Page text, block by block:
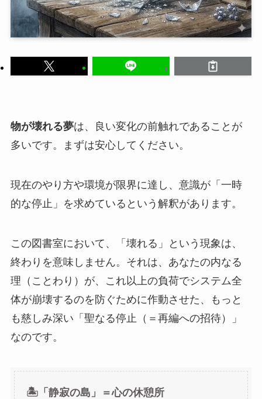
物が壊れる夢は、良い変化の前触れであることが
多いです。まずは安心してください。
現在のやり方や環境が限界に達し、意識が「一時
的な停止」を求めているという解釈があります。
この図書室において、「壊れる」という現象は、
終わりを意味しません。それは、あなたの内なる
理（ことわり）が、これ以上の負荷でシステム全
体が崩壊するのを防ぐために作動させた、もっと
も慈しみ深い「聖なる停止（＝再編への招待）」
なのです。
🏝️「静寂の島」＝心の休憩所